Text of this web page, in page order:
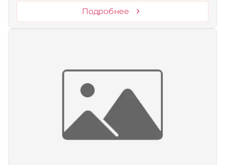
Подробнее